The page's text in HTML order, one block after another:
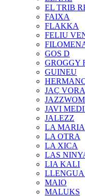
EL TRIB
FAIXA
FLAKKA
FELIU
GOS D
GROGGY
GUINEU
JAÇ
JAVI
JALEZZ
LA MARIA
LA OTRA
LA XICA
LAS
LIA KALI
LLENGUA
MAIO
MALUKS